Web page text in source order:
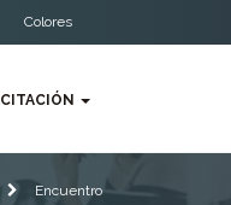
Colores
Encuentro